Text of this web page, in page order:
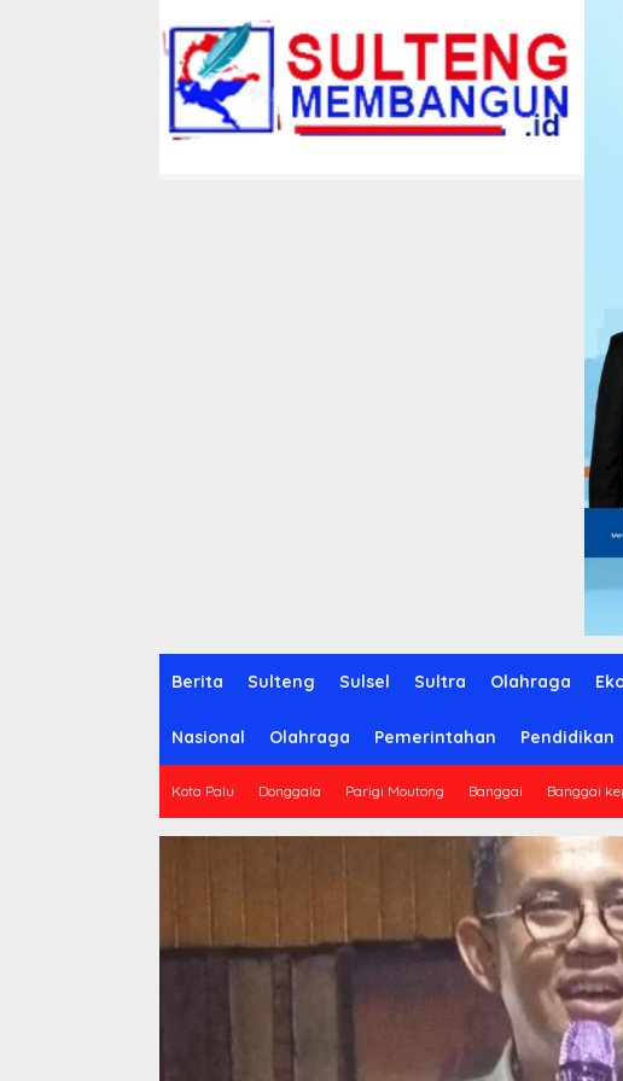
Berita Sulteng Sulsel Sultra Olahraga
Nasional Olahraga Pemerintahan Pendidikan
Kota Palu Donggala Parigi Moutong Banggai Banggai